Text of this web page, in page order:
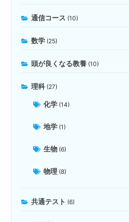
通信コース (10)
数学 (25)
頭が良くなる教養 (10)
理科 (27)
化学 (14)
地学 (1)
生物 (6)
物理 (8)
共通テスト (6)